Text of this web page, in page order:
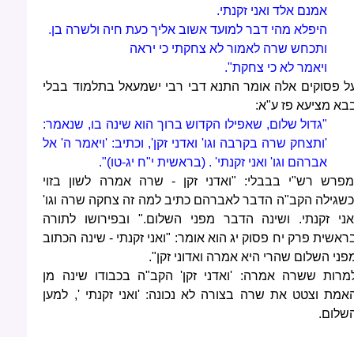
אמנם אלד ואני זקנתי.
היפלא מהי דבר למועד אשוב אליך כעת חיה ולשרה בן.
ותכחש שרה לאמור לא צחקתי כי יראה
ויאמר לא כי צחקת".
פסוקים אלה אומר התנא דבי רבי ישמעאל בתלמוד בבלי
מציעא פז ע"א:
"גדול שלום, שאפילו הקדוש ברוך הוא שינה בו, שנאמר:
'ותצחק שרה בקרבה וגו' ואדני זקן', וכתיב: 'ויאמר ה' אל
אברהם וגו' ואני זקנתי' . (בראשית י"ח יג-טו)".
רש"י בבבלי: "ואדני זקן - שרה אמרה לשון בזוי
הקב"ה הדבר לאברהם כתיב למה זה צחקה שרה וגו'
זקנתי. ושינה הדבר מפני השלום." ובפירושו לתורה
פרק יח פסוק יג הוא אומר: "ואני זקנתי - שינה הכתוב
השלום שהרי היא אמרה ואדוני זקן".
ששרה אמרה: 'ואדני זקן' הקב"ה בכבודו שינה מן
וצטט את שרה בצורה לא נכונה: 'ואני זקנתי ', למען